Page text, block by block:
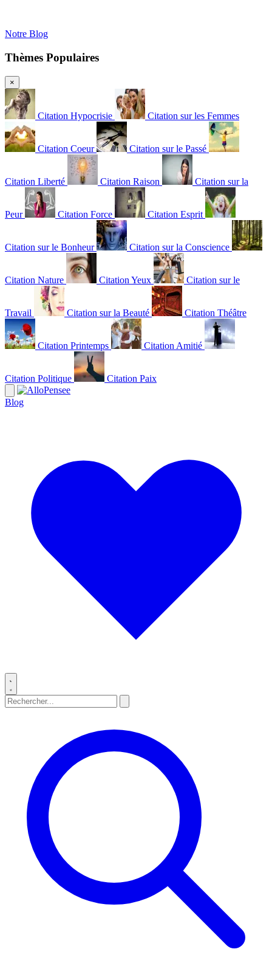
Notre Blog
Thèmes Populaires
×
Citation Hypocrisie Citation sur les Femmes
Citation Coeur Citation sur le Passé
Citation Liberté Citation Raison Citation sur la
Peur Citation Force Citation Esprit
Citation sur le Bonheur Citation sur la Conscience
Citation Nature Citation Yeux Citation sur le
Travail Citation sur la Beauté Citation Théâtre
Citation Printemps Citation Amitié
Citation Politique Citation Paix
Blog